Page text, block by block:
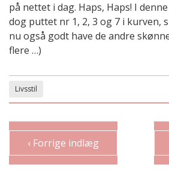
på nettet i dag. Haps, Haps! I
dog puttet nr 1, 2, 3 og 7 i kurven,
nu også godt have de andre
flere …)
Livsstil
‹ Forrige indlæg